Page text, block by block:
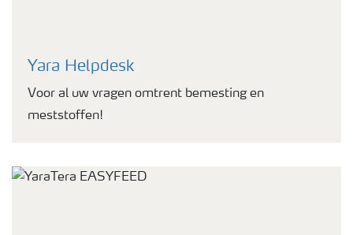
Yara Helpdesk
Voor al uw vragen omtrent bemesting en
meststoffen!